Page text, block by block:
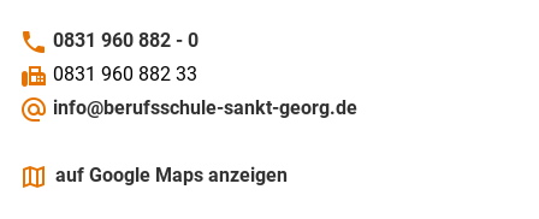
phone 0831 960 882 - 0
fax 0831 960 882 33
alternate_email info@berufsschule-sankt-georg.de
mapsauf Google Maps anzeigen